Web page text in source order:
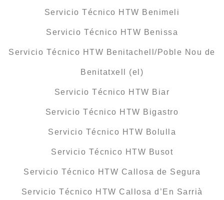
Servicio Técnico HTW Benimeli
Servicio Técnico HTW Benissa
Servicio Técnico HTW Benitachell/Poble Nou de
Benitatxell (el)
Servicio Técnico HTW Biar
Servicio Técnico HTW Bigastro
Servicio Técnico HTW Bolulla
Servicio Técnico HTW Busot
Servicio Técnico HTW Callosa de Segura
Servicio Técnico HTW Callosa d’En Sarrià